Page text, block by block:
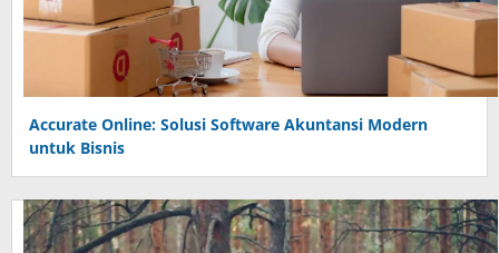
Accurate Online: Solusi Software Akuntansi Modern
untuk Bisnis